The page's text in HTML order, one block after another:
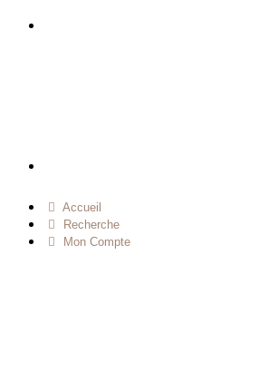
Accueil
Recherche
Mon Compte